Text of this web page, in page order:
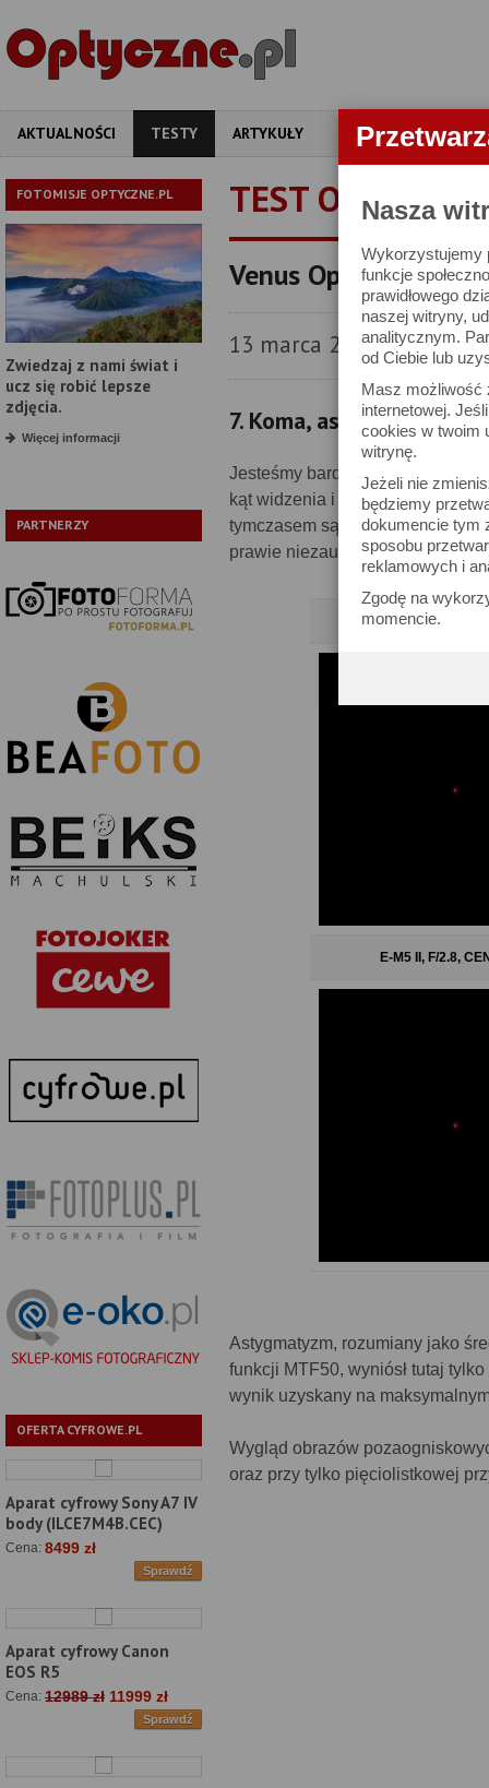
Nasza
Wykorzystujemy
funkcje
prawidłowego
naszej witryny,
analitycznym.
od Ciebie lub
Masz możliwość
internetowej.
cookies w twoim
witrynę.
Jeżeli nie
będziemy
dokumencie tym
sposobu
reklamowych i
Zgodę na
momencie.
AKTUALNOŚCI TESTY ARTYKUŁY APARATY
FOTOMISJE OPTYCZNE.PL
Zwiedzaj z nami świat i
ucz się robić lepsze
zdjęcia.
Więcej informacji
PARTNERZY
OFERTA CYFROWE.PL
Aparat cyfrowy Sony A7 IV
body (ILCE7M4B.CEC)
Cena: 8499 zł
Sprawdź
Aparat cyfrowy Canon
EOS R5
Cena: 12989 zł 11999 zł
Sprawdź
TEST
Venus Optics
13 marca 2023
7. Koma, astygmatyzm i
Jesteśmy bardzo mile
kąt widzenia i światło f/2.0
tymczasem są one minimalne.
prawie niezauważalnie. Brawo!
E-M5 II, F/2.0,
E-M5 II, F/2.8,
Astygmatyzm, rozumiany jako
funkcji MTF50, wyniósł tutaj
wynik uzyskany na
Wygląd obrazów
oraz przy tylko pięciolistkowej